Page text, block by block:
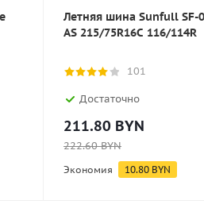
Летняя шина Sunfull SF-
AS 215/75R16C 116/114R
101
Достаточно
211.80 BYN
222.60BYN
Экономия 10.80 BYN